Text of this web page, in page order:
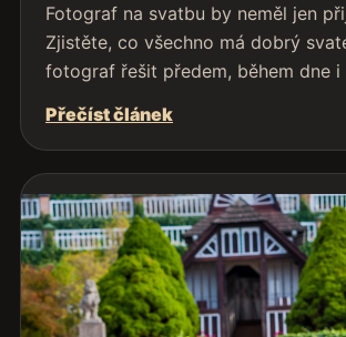
Fotograf na svatbu by neměl jen
Zjistěte, co všechno má dobrý
fotograf řešit předem, během dne i
Přečíst článek